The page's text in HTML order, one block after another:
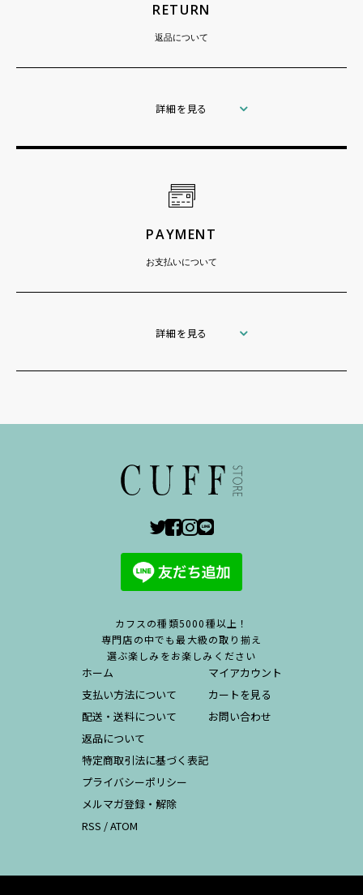
RETURN
返品について
詳細を見る
PAYMENT
お支払いについて
詳細を見る
カフスの種類5000種以上！
専門店の中でも最大級の取り揃え
選ぶ楽しみをお楽しみください
ホーム
支払い方法について
配送・送料について
返品について
特定商取引法に基づく表記
プライバシーポリシー
メルマガ登録・解除
RSS /ATOM
マイアカウント
カートを見る
お問い合わせ